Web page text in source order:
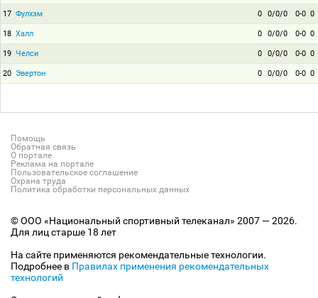
17 Фулхэм 0 0/0/0 0-0 0
18 Халл 0 0/0/0 0-0 0
19 Челси 0 0/0/0 0-0 0
20 Эвертон 0 0/0/0 0-0 0
Помощь
Обратная связь
О портале
Реклама на портале
Пользовательское соглашение
Охрана труда
Политика обработки персональных данных
© ООО «Национальный спортивный телеканал» 2007 — 2026.
Для лиц старше 18 лет
На сайте применяются рекомендательные технологии.
Подробнее в Правилах применения рекомендательных
технологий